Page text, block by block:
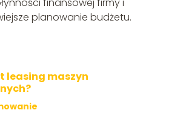
finansowej firmy i
planowanie budżetu.
leasing maszyn